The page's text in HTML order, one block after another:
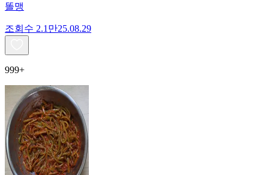
똘맹
조회수 2.1만25.08.29
999+